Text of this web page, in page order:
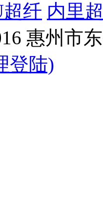
超纤 内里
惠州市
登陆)